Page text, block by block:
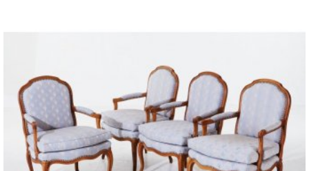
ПЕРЕЙТИ К ТОВАРУ